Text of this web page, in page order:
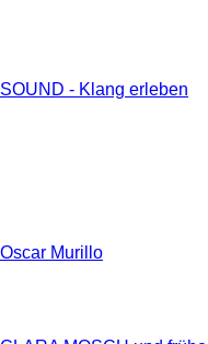
SOUND - Klang erleben
Oscar Murillo